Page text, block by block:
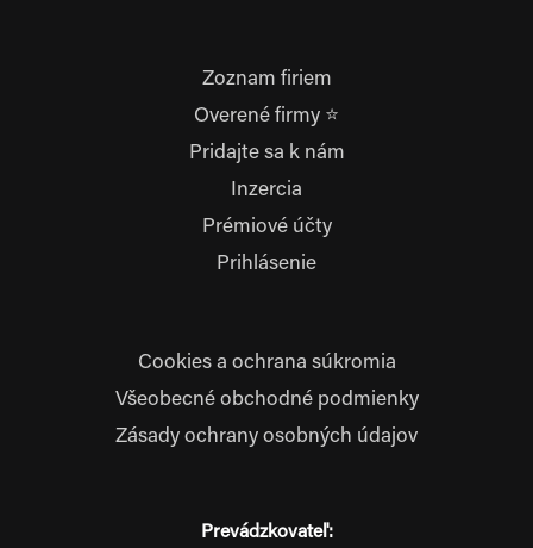
Zoznam firiem
Overené firmy ⭐
Pridajte sa k nám
Inzercia
Prémiové účty
Prihlásenie
Cookies a ochrana súkromia
Všeobecné obchodné podmienky
Zásady ochrany osobných údajov
Prevádzkovateľ: